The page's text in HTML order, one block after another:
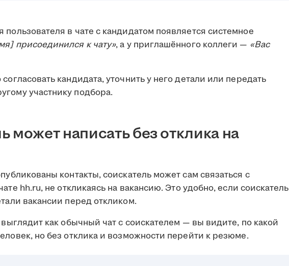
в чате с кандидатом появляется системное
присоединился к чату», а у приглашённого коллеги — «Вас
кандидата, уточнить у него детали или передать
участнику подбора.
может написать без отклика на
контакты, соискатель может сам связаться с
hh.ru, не откликаясь на вакансию. Это удобно, если соискатель
вакансии перед откликом.
выглядит как обычный чат с соискателем — вы видите, по какой
но без отклика и возможности перейти к резюме.